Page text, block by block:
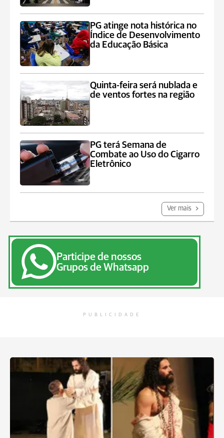
PG atinge nota histórica no
Índice de Desenvolvimento
da Educação Básica
Quinta-feira será nublada e
de ventos fortes na região
PG terá Semana de
Combate ao Uso do Cigarro
Eletrônico
Ver mais
Participe de nossos
Grupos de Whatsapp
PUBLICIDADE